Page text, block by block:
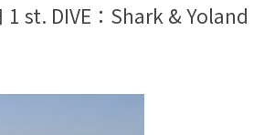
st. DIVE： Shark & Yoland